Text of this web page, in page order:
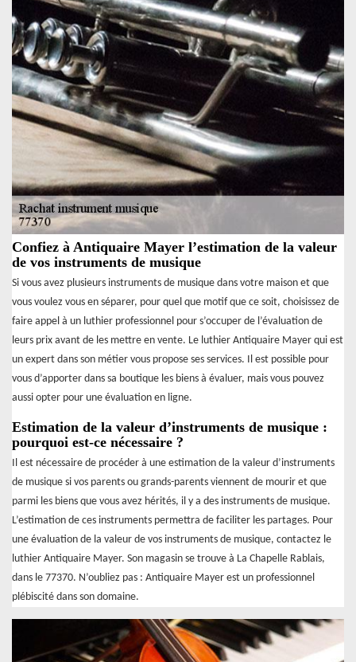
Confiez à Antiquaire Mayer l’estimation de la valeur
de vos instruments de musique
Si vous avez plusieurs instruments de musique dans votre maison et que
vous voulez vous en séparer, pour quel que motif que ce soit, choisissez de
faire appel à un luthier professionnel pour s’occuper de l’évaluation de
leurs prix avant de les mettre en vente. Le luthier Antiquaire Mayer qui est
un expert dans son métier vous propose ses services. Il est possible pour
vous d’apporter dans sa boutique les biens à évaluer, mais vous pouvez
aussi opter pour une évaluation en ligne.
Estimation de la valeur d’instruments de musique :
pourquoi est-ce nécessaire ?
Il est nécessaire de procéder à une estimation de la valeur d’instruments
de musique si vos parents ou grands-parents viennent de mourir et que
parmi les biens que vous avez hérités, il y a des instruments de musique.
L’estimation de ces instruments permettra de faciliter les partages. Pour
une évaluation de la valeur de vos instruments de musique, contactez le
luthier Antiquaire Mayer. Son magasin se trouve à La Chapelle Rablais,
dans le 77370. N’oubliez pas : Antiquaire Mayer est un professionnel
plébiscité dans son domaine.